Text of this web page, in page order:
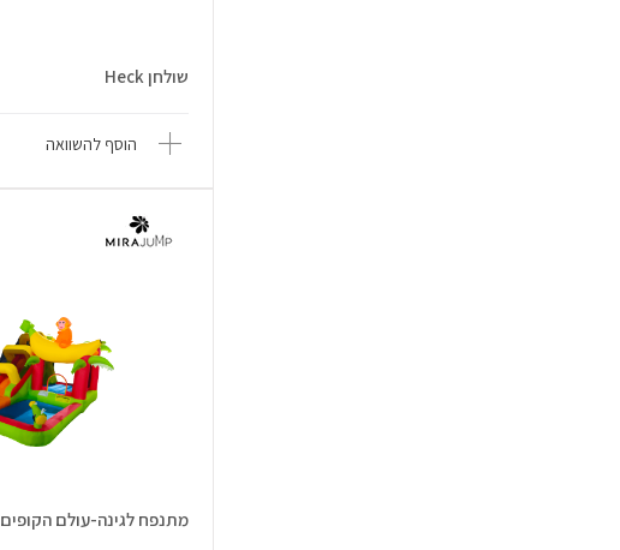
שולחן Heck
הוסף להשוואה
מתנפח לגינה-עולם הקופים MJ07